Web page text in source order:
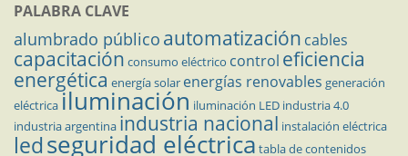
PALABRA CLAVE
alumbrado público automatización cables
capacitación consumo eléctrico control eficiencia
energética energía solar energías renovables generación
eléctricailuminación iluminación LED industria 4.0
industria argentina industria nacional instalación eléctrica
ledseguridad eléctrica tabla de contenidos